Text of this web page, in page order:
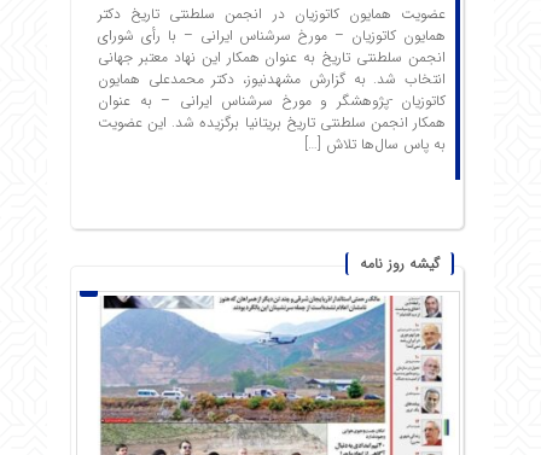
عضویت همایون کاتوزیان در انجمن سلطنتی تاریخ دکتر
همایون کاتوزیان – مورخ سرشناس ایرانی – با رأی شورای
انجمن سلطنتی تاریخ به عنوان همکار این نهاد معتبر جهانی
انتخاب شد. به گزارش مشهدنیوز، دکتر محمدعلی همایون
کاتوزیان -پژوهشگر و مورخ سرشناس ایرانی – به عنوان
همکار انجمن سلطنتی تاریخ بریتانیا برگزیده شد. این عضویت
به پاس سال‌ها تلاش […]
گیشه روز نامه